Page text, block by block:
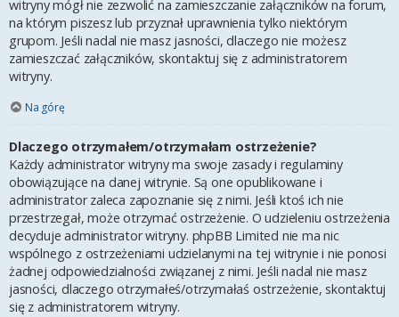
witryny mógł nie zezwolić na zamieszczanie załączników na forum,
na którym piszesz lub przyznał uprawnienia tylko niektórym
grupom. Jeśli nadal nie masz jasności, dlaczego nie możesz
zamieszczać załączników, skontaktuj się z administratorem
witryny.
Na górę
Dlaczego otrzymałem/otrzymałam ostrzeżenie?
Każdy administrator witryny ma swoje zasady i regulaminy
obowiązujące na danej witrynie. Są one opublikowane i
administrator zaleca zapoznanie się z nimi. Jeśli ktoś ich nie
przestrzegał, może otrzymać ostrzeżenie. O udzieleniu ostrzeżenia
decyduje administrator witryny. phpBB Limited nie ma nic
wspólnego z ostrzeżeniami udzielanymi na tej witrynie i nie ponosi
żadnej odpowiedzialności związanej z nimi. Jeśli nadal nie masz
jasności, dlaczego otrzymałeś/otrzymałaś ostrzeżenie, skontaktuj
się z administratorem witryny.